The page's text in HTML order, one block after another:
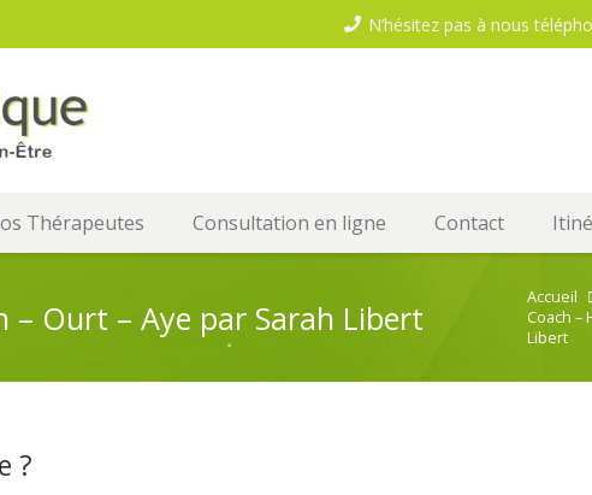
N’hésitez pas à nous
Thérapeutes Consultation en ligne Contact
– Ourt – Aye par Sarah Libert
Accueil
Coach –
Libert
?